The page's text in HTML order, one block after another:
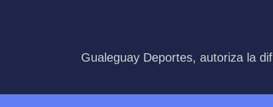
Gualeguay Deportes, autoriza la